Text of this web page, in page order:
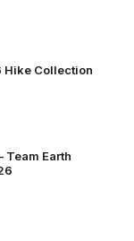
Hike Collection
Team Earth